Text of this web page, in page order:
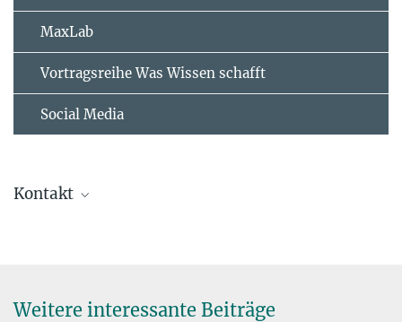
MaxLab
Vortragsreihe Was Wissen schafft
Social Media
Kontakt
wolfgang.forstmeier@...
Weitere interessante Beiträge